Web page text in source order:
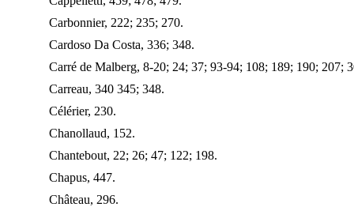
Carbonnier, 222; 235; 270.
Cardoso Da Costa, 336; 348.
Carré de Malberg, 8-20; 24; 37; 93-94; 108; 189; 190; 207;
Carreau, 340 345; 348.
Célérier, 230.
Chanollaud, 152.
Chantebout, 22; 26; 47; 122; 198.
Chapus, 447.
Château, 296.